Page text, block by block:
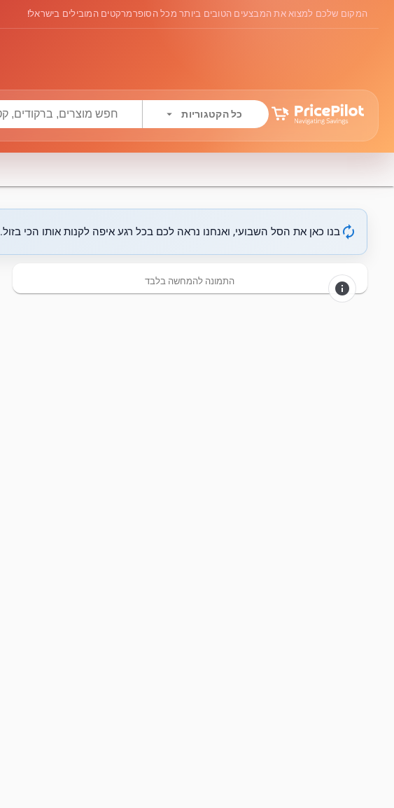
המקום שלכם למצוא את המבצעים הטובים ביותר מכל הסופרמרקטים המובילים בישראל!
כל הקטגוריות arrow_drop_down
autorenew בנו כאן את הסל השבועי, ואנחנו נראה לכם בכל רגע איפה לקנות אותו הכי בזול.
info התמונה להמחשה בלבד